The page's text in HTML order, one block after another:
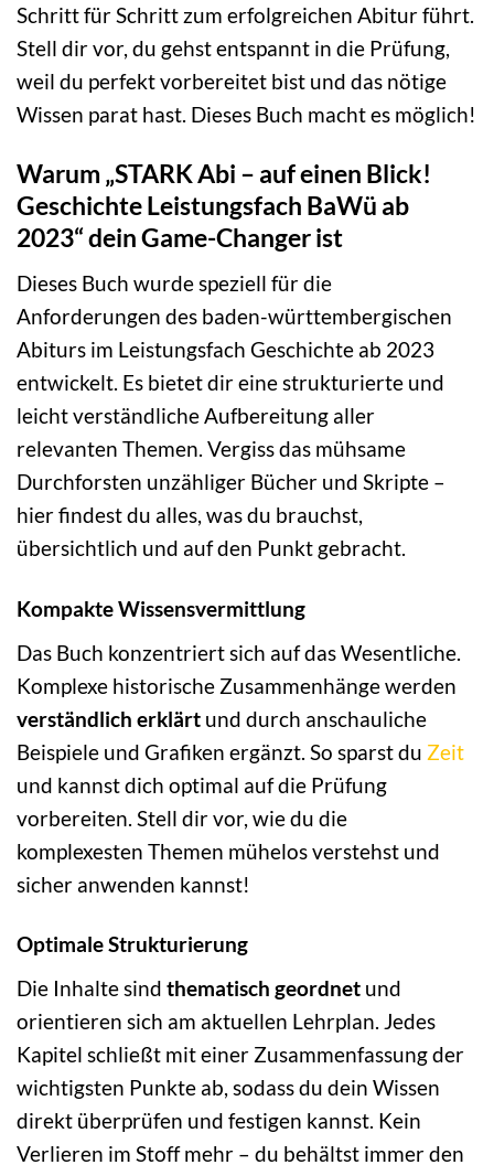
Schritt für Schritt zum erfolgreichen Abitur führt.
Stell dir vor, du gehst entspannt in die Prüfung,
weil du perfekt vorbereitet bist und das nötige
Wissen parat hast. Dieses Buch macht es möglich!
Warum „STARK Abi – auf einen Blick!
Geschichte Leistungsfach BaWü ab
2023“ dein Game-Changer ist
Dieses Buch wurde speziell für die
Anforderungen des baden-württembergischen
Abiturs im Leistungsfach Geschichte ab 2023
entwickelt. Es bietet dir eine strukturierte und
leicht verständliche Aufbereitung aller
relevanten Themen. Vergiss das mühsame
Durchforsten unzähliger Bücher und Skripte –
hier findest du alles, was du brauchst,
übersichtlich und auf den Punkt gebracht.
Kompakte Wissensvermittlung
Das Buch konzentriert sich auf das Wesentliche.
Komplexe historische Zusammenhänge werden
verständlich erklärt und durch anschauliche
Beispiele und Grafiken ergänzt. So sparst du Zeit
und kannst dich optimal auf die Prüfung
vorbereiten. Stell dir vor, wie du die
komplexesten Themen mühelos verstehst und
sicher anwenden kannst!
Optimale Strukturierung
Die Inhalte sind thematisch geordnet und
orientieren sich am aktuellen Lehrplan. Jedes
Kapitel schließt mit einer Zusammenfassung der
wichtigsten Punkte ab, sodass du dein Wissen
direkt überprüfen und festigen kannst. Kein
Verlieren im Stoff mehr – du behältst immer den